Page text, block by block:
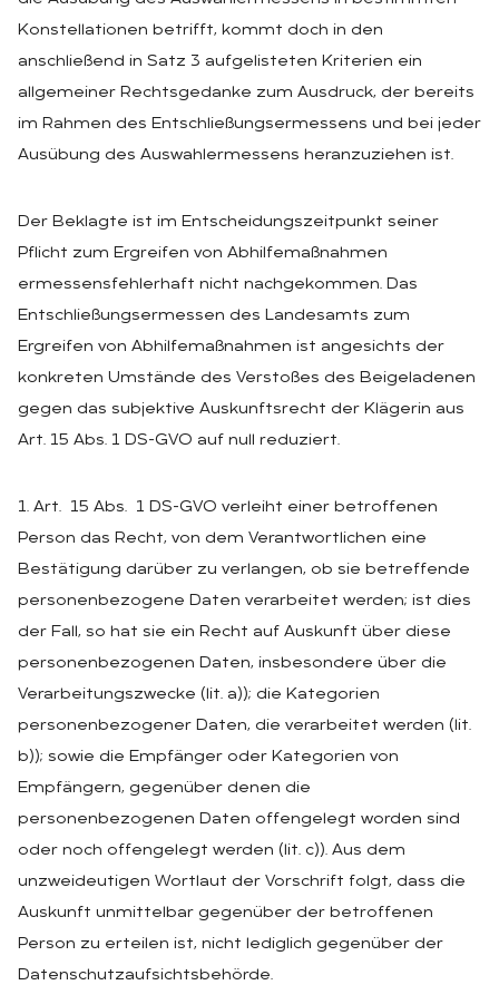
Konstellationen betrifft, kommt doch in den
anschließend in Satz 3 aufgelisteten Kriterien ein
allgemeiner Rechtsgedanke zum Ausdruck, der bereits
im Rahmen des Entschließungsermessens und bei jeder
Ausübung des Auswahlermessens heranzuziehen ist.
Der Beklagte ist im Entscheidungszeitpunkt seiner
Pflicht zum Ergreifen von Abhilfemaßnahmen
ermessensfehlerhaft nicht nachgekommen. Das
Entschließungsermessen des Landesamts zum
Ergreifen von Abhilfemaßnahmen ist angesichts der
konkreten Umstände des Verstoßes des Beigeladenen
gegen das subjektive Auskunftsrecht der Klägerin aus
Art. 15 Abs. 1 DS-GVO auf null reduziert.
1. Art. 15 Abs. 1 DS-GVO verleiht einer betroffenen
Person das Recht, von dem Verantwortlichen eine
Bestätigung darüber zu verlangen, ob sie betreffende
personenbezogene Daten verarbeitet werden; ist dies
der Fall, so hat sie ein Recht auf Auskunft über diese
personenbezogenen Daten, insbesondere über die
Verarbeitungszwecke (lit. a)); die Kategorien
personenbezogener Daten, die verarbeitet werden (lit.
b)); sowie die Empfänger oder Kategorien von
Empfängern, gegenüber denen die
personenbezogenen Daten offengelegt worden sind
oder noch offengelegt werden (lit. c)). Aus dem
unzweideutigen Wortlaut der Vorschrift folgt, dass die
Auskunft unmittelbar gegenüber der betroffenen
Person zu erteilen ist, nicht lediglich gegenüber der
Datenschutzaufsichtsbehörde.